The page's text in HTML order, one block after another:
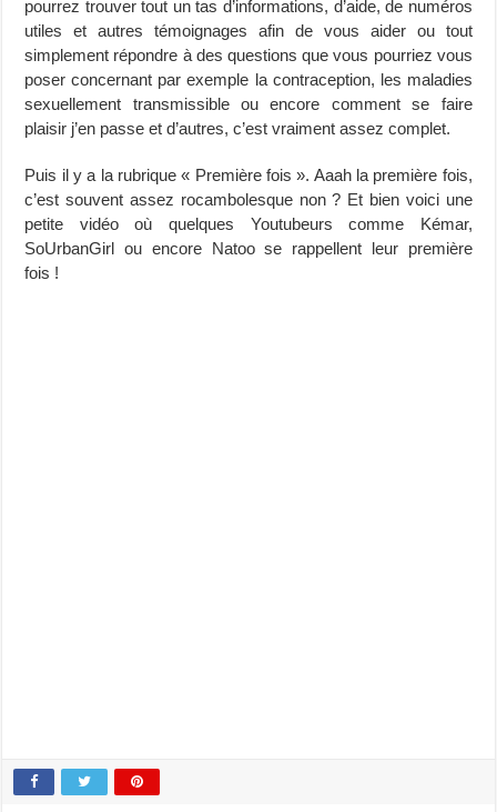
pourrez trouver tout un tas d’informations, d’aide, de numéros
utiles et autres témoignages afin de vous aider ou tout
simplement répondre à des questions que vous pourriez vous
poser concernant par exemple la contraception, les maladies
sexuellement transmissible ou encore comment se faire
plaisir j’en passe et d’autres, c’est vraiment assez complet.
Puis il y a la rubrique « Première fois ». Aaah la première fois,
c’est souvent assez rocambolesque non ? Et bien voici une
petite vidéo où quelques Youtubeurs comme Kémar,
SoUrbanGirl ou encore Natoo se rappellent leur première
fois !